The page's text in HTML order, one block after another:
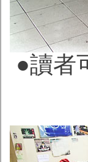
●讀者